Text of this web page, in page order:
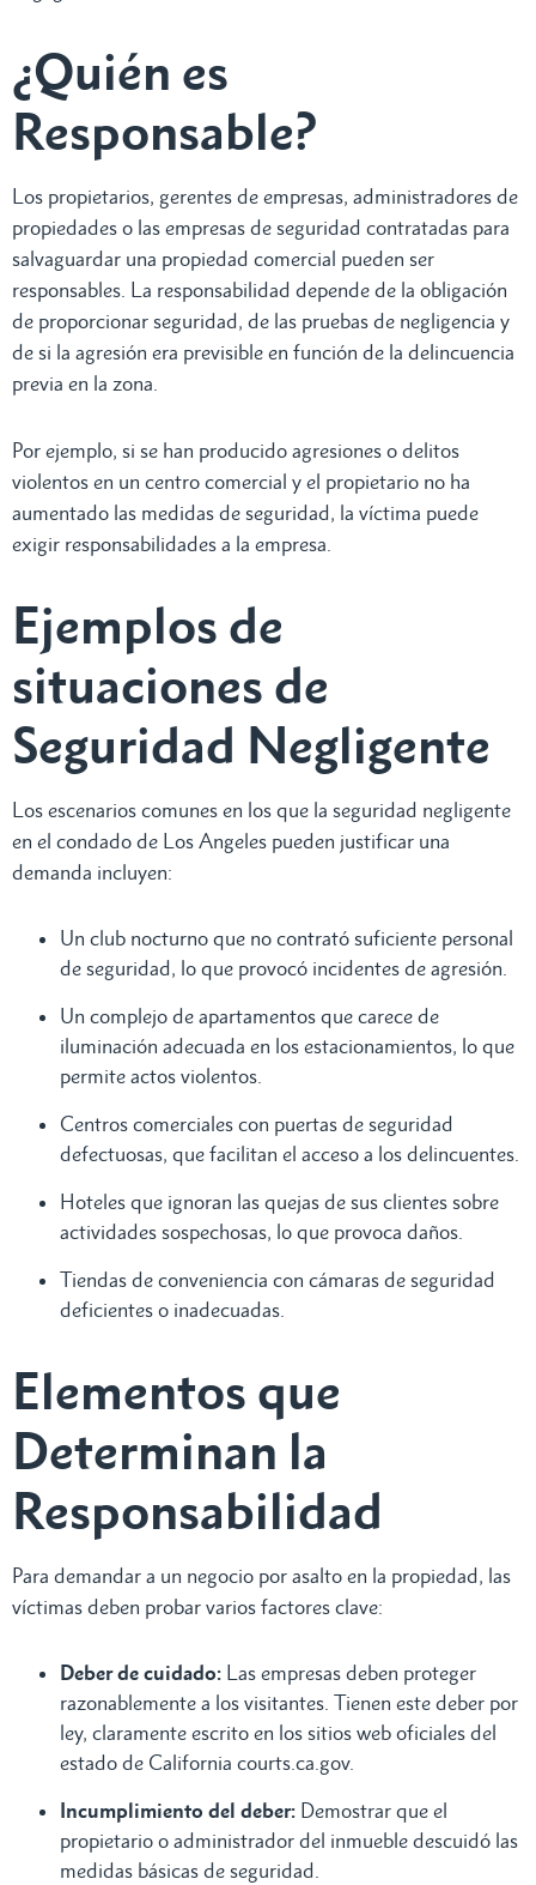
¿Quién es
Responsable?
Los propietarios, gerentes de empresas, administradores de
propiedades o las empresas de seguridad contratadas para
salvaguardar una propiedad comercial pueden ser
responsables. La responsabilidad depende de la obligación
de proporcionar seguridad, de las pruebas de negligencia y
de si la agresión era previsible en función de la delincuencia
previa en la zona.
Por ejemplo, si se han producido agresiones o delitos
violentos en un centro comercial y el propietario no ha
aumentado las medidas de seguridad, la víctima puede
exigir responsabilidades a la empresa.
Ejemplos de
situaciones de
Seguridad Negligente
Los escenarios comunes en los que la seguridad negligente
en el condado de Los Angeles pueden justificar una
demanda incluyen:
Un club nocturno que no contrató suficiente personal
de seguridad, lo que provocó incidentes de agresión.
Un complejo de apartamentos que carece de
iluminación adecuada en los estacionamientos, lo que
permite actos violentos.
Centros comerciales con puertas de seguridad
defectuosas, que facilitan el acceso a los delincuentes.
Hoteles que ignoran las quejas de sus clientes sobre
actividades sospechosas, lo que provoca daños.
Tiendas de conveniencia con cámaras de seguridad
deficientes o inadecuadas.
Elementos que
Determinan la
Responsabilidad
Para demandar a un negocio por asalto en la propiedad, las
víctimas deben probar varios factores clave:
Deber de cuidado: Las empresas deben proteger
razonablemente a los visitantes. Tienen este deber por
ley, claramente escrito en los sitios web oficiales del
estado de California courts.ca.gov.
Incumplimiento del deber: Demostrar que el
propietario o administrador del inmueble descuidó las
medidas básicas de seguridad.